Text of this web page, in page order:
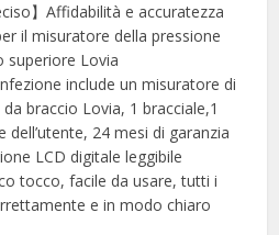
】Affidabilità e accuratezza
il misuratore della pressione
superiore Lovia
include un misuratore di
braccio Lovia, 1 bracciale,1
dell’utente, 24 mesi di garanzia
LCD digitale leggibile
tocco, facile da usare, tutti i
e in modo chiaro